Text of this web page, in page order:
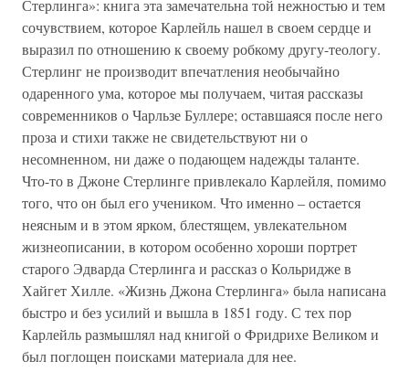
Стерлинга»: книга эта замечательна той нежностью и тем
сочувствием, которое Карлейль нашел в своем сердце и
выразил по отношению к своему робкому другу-теологу.
Стерлинг не производит впечатления необычайно
одаренного ума, которое мы получаем, читая рассказы
современников о Чарльзе Буллере; оставшаяся после него
проза и стихи также не свидетельствуют ни о
несомненном, ни даже о подающем надежды таланте.
Что-то в Джоне Стерлинге привлекало Карлейля, помимо
того, что он был его учеником. Что именно – остается
неясным и в этом ярком, блестящем, увлекательном
жизнеописании, в котором особенно хороши портрет
старого Эдварда Стерлинга и рассказ о Кольридже в
Хайгет Хилле. «Жизнь Джона Стерлинга» была написана
быстро и без усилий и вышла в 1851 году. С тех пор
Карлейль размышлял над книгой о Фридрихе Великом и
был поглощен поисками материала для нее.